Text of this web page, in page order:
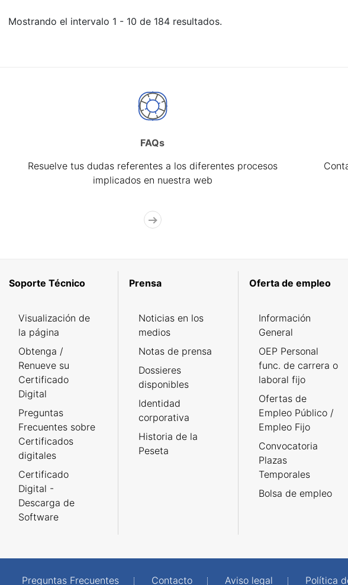
Mostrando el intervalo 1 - 10 de 184 resultados.
FAQs
Resuelve tus dudas referentes a los diferentes procesos
implicados en nuestra web
Soporte Técnico
Visualización de
la página
Obtenga /
Renueve su
Certificado
Digital
Preguntas
Frecuentes sobre
Certificados
digitales
Certificado
Digital -
Descarga de
Software
Prensa
Noticias en los
medios
Notas de prensa
Dossieres
disponibles
Identidad
corporativa
Historia de la
Peseta
Oferta de empleo
Información
General
OEP Personal
func. de carrera o
laboral fijo
Ofertas de
Empleo Público /
Empleo Fijo
Convocatoria
Plazas
Temporales
Bolsa de empleo
Preguntas Frecuentes Contacto Aviso legal Política